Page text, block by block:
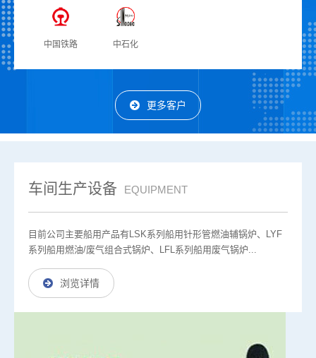
中国铁路 中石化
更多客户
车间生产设备 EQUIPMENT
目前公司主要船用产品有LSK系列船用针形管燃油辅锅炉、LYF
系列船用燃油/废气组合式锅炉、LFL系列船用废气锅炉...
浏览详情